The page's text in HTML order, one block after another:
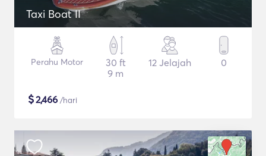
Taxi Boat II
Perahu Motor
30 ft
9 m
12 Jelajah 0
$2,466 /hari